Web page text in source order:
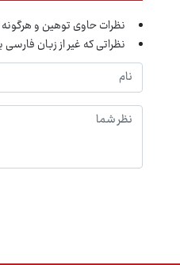
نظرات حاوی توهین و
نظراتی که غیر از زبان